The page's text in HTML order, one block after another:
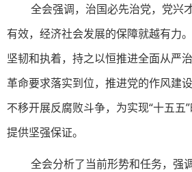
全会强调，治国必先治党，党兴
有效，经济社会发展的保障就越有力
坚韧和执着，持之以恒推进全面从严
革命要求落实到位，推进党的作风建
不移开展反腐败斗争，为实现“十五五
提供坚强保证。
全会分析了当前形势和任务，强